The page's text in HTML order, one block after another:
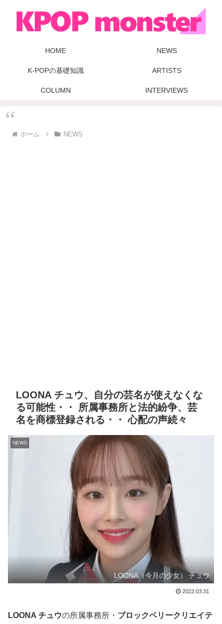
HOME NEWS
K-POPの基礎知識 ARTISTS
COLUMN INTERVIEWS
ホーム NEWS
LOONA チュウ、自分の芸名が使えなくな
る可能性・・ 所属事務所と法的紛争、芸
名を商標登録される・・ 心配の声続々
NEWS
LOONA（今月の少女） チュウ
2022.03.31
LOONA チュウの所属事務所・ ブロックベリークリエイテ